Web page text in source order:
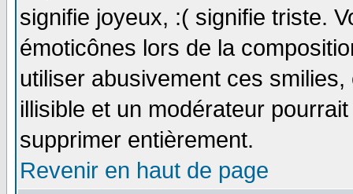
signifie joyeux, :( signifie triste.
émoticônes lors de la
utiliser abusivement ces
illisible et un modérateur
supprimer entièrement.
Revenir en haut de page